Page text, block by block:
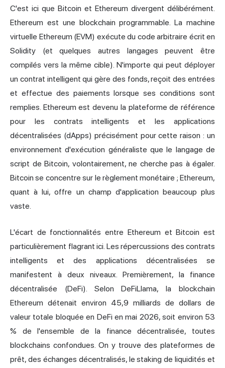
C'est ici que Bitcoin et Ethereum divergent délibérément.
Ethereum est une blockchain programmable. La machine
virtuelle Ethereum (EVM) exécute du code arbitraire écrit en
Solidity (et quelques autres langages peuvent être
compilés vers la même cible). N'importe qui peut déployer
un contrat intelligent qui gère des fonds, reçoit des entrées
et effectue des paiements lorsque ses conditions sont
remplies. Ethereum est devenu la plateforme de référence
pour les contrats intelligents et les applications
décentralisées (dApps) précisément pour cette raison : un
environnement d'exécution généraliste que le langage de
script de Bitcoin, volontairement, ne cherche pas à égaler.
Bitcoin se concentre sur le règlement monétaire ; Ethereum,
quant à lui, offre un champ d'application beaucoup plus
vaste.
L'écart de fonctionnalités entre Ethereum et Bitcoin est
particulièrement flagrant ici. Les répercussions des contrats
intelligents et des applications décentralisées se
manifestent à deux niveaux. Premièrement, la finance
décentralisée (DeFi). Selon DeFiLlama, la blockchain
Ethereum détenait environ 45,9 milliards de dollars de
valeur totale bloquée en DeFi en mai 2026, soit environ 53
% de l'ensemble de la finance décentralisée, toutes
blockchains confondues. On y trouve des plateformes de
prêt, des échanges décentralisés, le staking de liquidités et